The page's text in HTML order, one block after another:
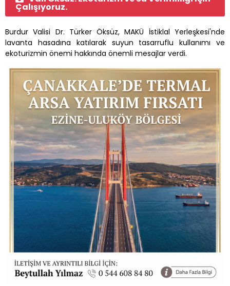
Çalışıyoruz.
Burdur Valisi Dr. Türker Öksüz, MAKÜ İstiklal Yerleşkesi'nde
lavanta hasadına katılarak suyun tasarruflu kullanımı ve
ekoturizmin önemi hakkında önemli mesajlar verdi.